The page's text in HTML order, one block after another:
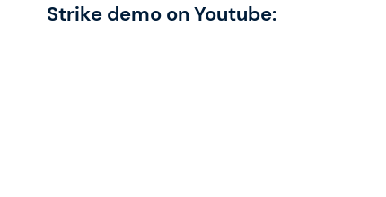
Strike demo on Youtube: